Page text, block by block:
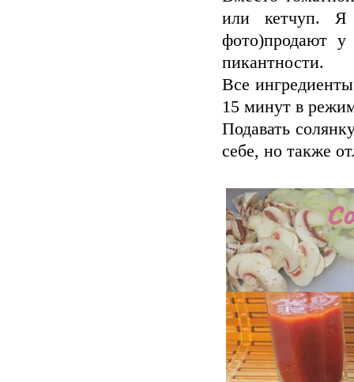
или кетчуп.
фото)продают
Все
15 минут в
Подавать
себе, но также